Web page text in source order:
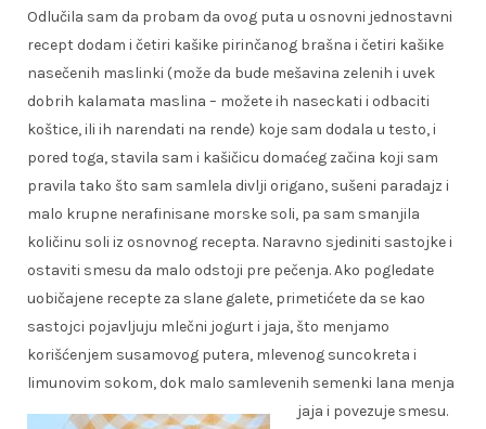
Odlučila sam da probam da ovog puta u osnovni jednostavni
recept dodam i četiri kašike pirinčanog brašna i četiri kašike
nasečenih maslinki (može da bude mešavina zelenih i uvek
dobrih kalamata maslina – možete ih naseckati i odbaciti
koštice, ili ih narendati na rende) koje sam dodala u testo, i
pored toga, stavila sam i kašičicu domaćeg začina koji sam
pravila tako što sam samlela divlji origano, sušeni paradajz i
malo krupne nerafinisane morske soli, pa sam smanjila
količinu soli iz osnovnog recepta. Naravno sjediniti sastojke i
ostaviti smesu da malo odstoji pre pečenja. Ako pogledate
uobičajene recepte za slane galete, primetićete da se kao
sastojci pojavljuju mlečni jogurt i jaja, što menjamo
korišćenjem susamovog putera, mlevenog suncokreta i
limunovim sokom, dok malo samlevenih semenki lana menja
jaja i povezuje smesu.